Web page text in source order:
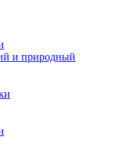
и природный